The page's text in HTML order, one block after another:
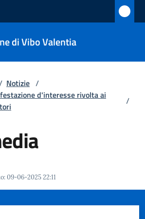
di Vibo Valentia
Notizie /
d'interesse rivolta ai
/
:09-06-2025 22:11